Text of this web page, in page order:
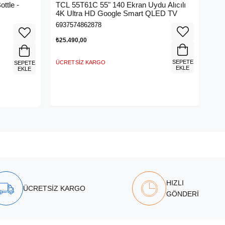
-
SEPETE
EKLE
TCL 55T61C 55" 140 Ekran Uydu Alıcılı
4K Ultra HD Google Smart QLED TV
6937574862878
₺25.490,00
ÜCRETSIZ KARGO
SEPETE
EKLE
ÜCRETSİZ KARGO
HIZLI
GÖNDERİ